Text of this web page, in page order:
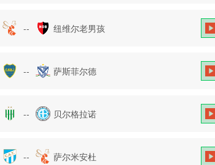
-- 纽维尔老男孩
-- 萨斯菲尔德
-- 贝尔格拉诺
-- 萨尔米安杜